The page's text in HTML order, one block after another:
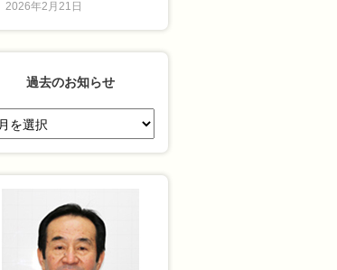
2026年2月21日
過去のお知らせ